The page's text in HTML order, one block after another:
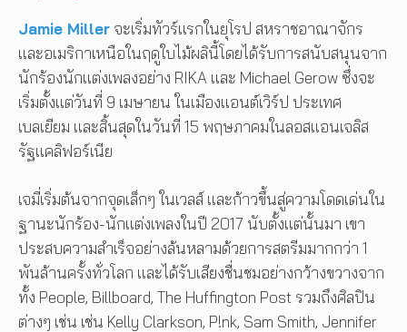
Jamie Miller จะเริ่มทัวร์แรกในยุโรป สหราชอาณาจักร
และอเมริกาเหนือในฤดูใบไม้ผลินี้โดยได้รับการสนับสนุนจาก
นักร้องนักแต่งเพลงอย่าง RIKA และ Michael Gerow ซึ่งจะ
เริ่มตั้งแต่วันที่ 9 เมษายน ในเมืองแอนต์เวิร์ป ประเทศ
เบลเยียม และสิ้นสุดในวันที่ 15 พฤษภาคมในลอสแอนเจลิส
รัฐแคลิฟอร์เนีย
เจมี่เริ่มต้นจากจุดเล็กๆ ในเวลส์ และก้าวขึ้นสู่ความโดดเด่นใน
ฐานะนักร้อง-นักแต่งเพลงในปี 2017 นับตั้งแต่นั้นมา เขา
ประสบความสำเร็จอย่างล้นหลามด้วยการสตรีมมากกว่า 1
พันล้านครั้งทั่วโลก และได้รับเสียงชื่นชมอย่างกว้างขวางจาก
ทั้ง People, Billboard, The Huffington Post รวมถึงศิลปิน
ต่างๆ เช่น เช่น Kelly Clarkson, P!nk, Sam Smith, Jennifer